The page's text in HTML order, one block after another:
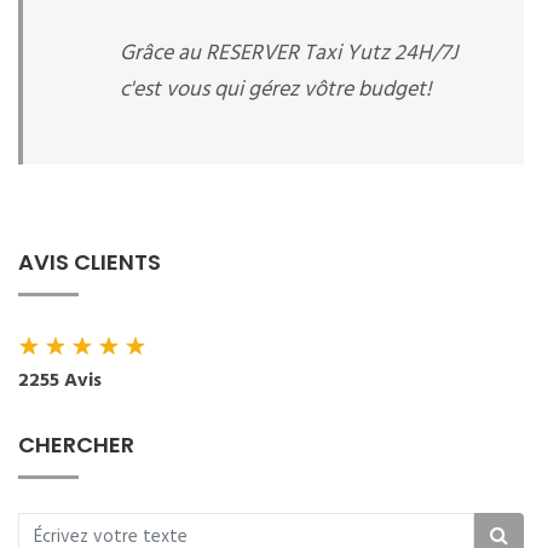
Grâce au RESERVER Taxi Yutz 24H/7J
c'est vous qui gérez vôtre budget!
AVIS CLIENTS
★★★★★
2255 Avis
CHERCHER